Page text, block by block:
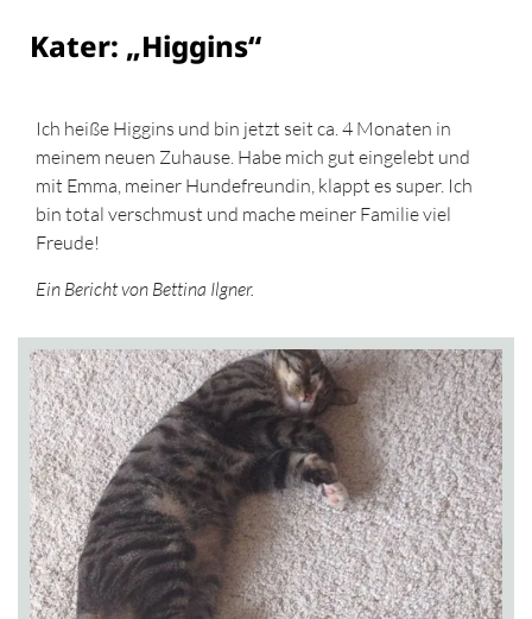
Kater: „Higgins“
Ich heiße Higgins und bin jetzt seit ca. 4 Monaten in
meinem neuen Zuhause. Habe mich gut eingelebt und
mit Emma, meiner Hundefreundin, klappt es super. Ich
bin total verschmust und mache meiner Familie viel
Freude!
Ein Bericht von Bettina Ilgner.